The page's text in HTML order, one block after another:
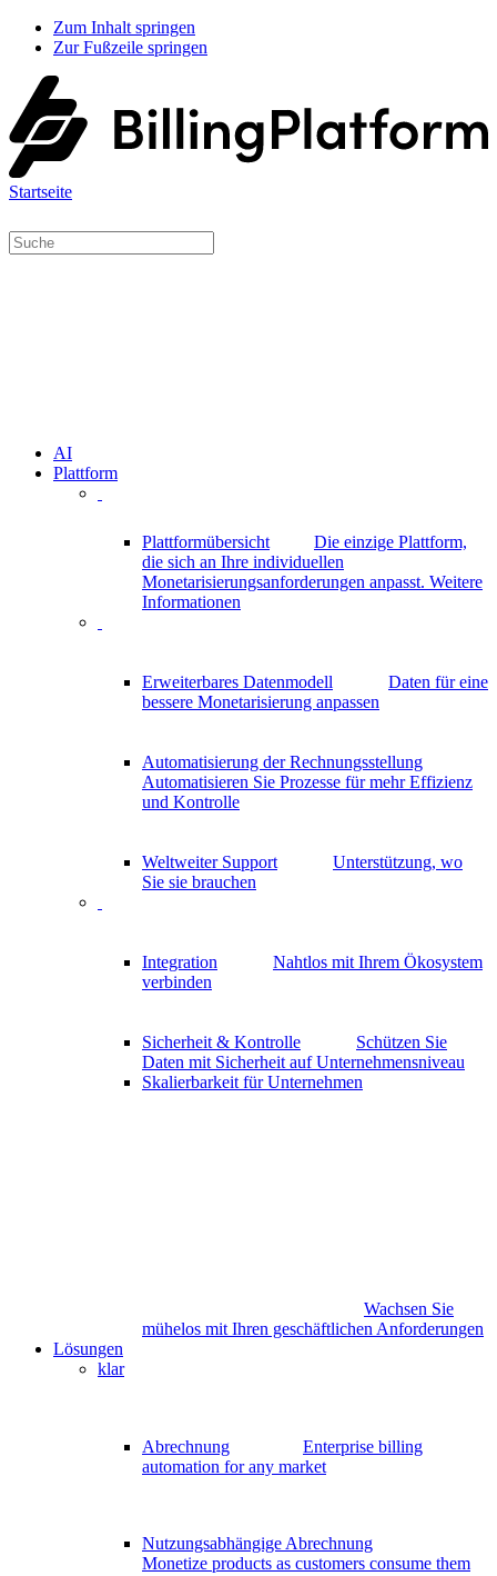
Zum Inhalt springen
Zur Fußzeile springen
Startseite
AI
Plattform
Plattformübersicht
Die einzige Plattform,
die sich an Ihre individuellen
Monetarisierungsanforderungen anpasst. Weitere
Informationen
Erweiterbares Datenmodell
Daten für eine
bessere Monetarisierung anpassen
Automatisierung der Rechnungsstellung
Automatisieren Sie Prozesse für mehr Effizienz
und Kontrolle
Weltweiter Support
Unterstützung, wo
Sie sie brauchen
Integration
Nahtlos mit Ihrem Ökosystem
verbinden
Sicherheit & Kontrolle
Schützen Sie
Daten mit Sicherheit auf Unternehmensniveau
Skalierbarkeit für Unternehmen
Wachsen Sie
mühelos mit Ihren geschäftlichen Anforderungen
Lösungen
klar
Abrechnung
Enterprise billing
automation for any market
Nutzungsabhängige Abrechnung
Monetize products as customers consume them